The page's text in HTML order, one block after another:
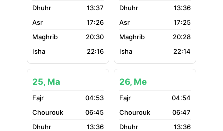
13:37
17:26
20:30
22:16
13:36
17:25
20:28
22:14
25, Ma
04:53
06:45
13:36
26, Me
04:54
06:47
13:36